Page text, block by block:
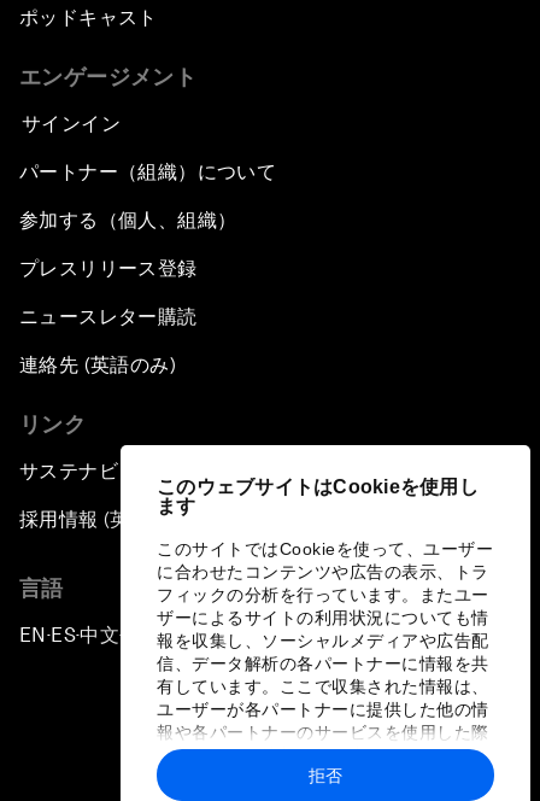
このウェブサイトはCookieを使用し
ます
このサイトではCookieを使って、ユーザー
に合わせたコンテンツや広告の表示、トラ
フィックの分析を行っています。またユー
ザーによるサイトの利用状況についても情
報を収集し、ソーシャルメディアや広告配
信、データ解析の各パートナーに情報を共
有しています。ここで収集された情報は、
ユーザーが各パートナーに提供した他の情
報や各パートナーのサービスを使用した際
に収集された情報と組み合わされ、各パー
トナーによって使用されることがありま
拒否
ポッドキャスト
エンゲージメント
サインイン
パートナー（組織）について
参加する（個人、組織）
プレスリリース登録
ニュースレター購読
連絡先 (英語のみ)
リンク
サステナビリティへの取り組み
採用情報 (英語のみ)
言語
EN ▪ES▪中文▪ 日本語